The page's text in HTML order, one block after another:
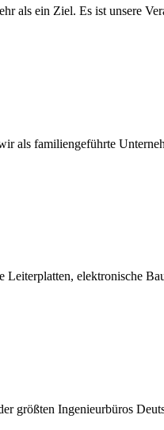
ein Ziel. Es ist unsere
als familiengeführte
elektronische
größten Ingenieurbüros